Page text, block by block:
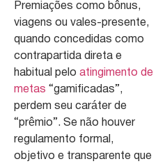
Premiações como bônus,
viagens ou vales-presente,
quando concedidas como
contrapartida direta e
habitual pelo atingimento de
metas “gamificadas”,
perdem seu caráter de
“prêmio”. Se não houver
regulamento formal,
objetivo e transparente que